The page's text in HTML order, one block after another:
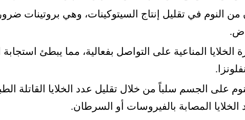
النوم في تقليل إنتاج السيتوكينات، وهي بروتينات
الخلايا المناعية على التواصل بفعالية، مما يبطئ
على الجسم سلباً من خلال تقليل عدد الخلايا القاتلة
الخلايا المصابة بالفيروسات أو السرطان.